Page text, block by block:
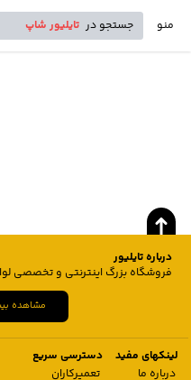
منو جستجو در تایلیور شاپ
درباره تایلیور
فروشگاه بزرگ اینترنتی و تخصصی
مشاهده
لینکهای مفید
درباره ما
دسترسی سریع
تعمیرکاران